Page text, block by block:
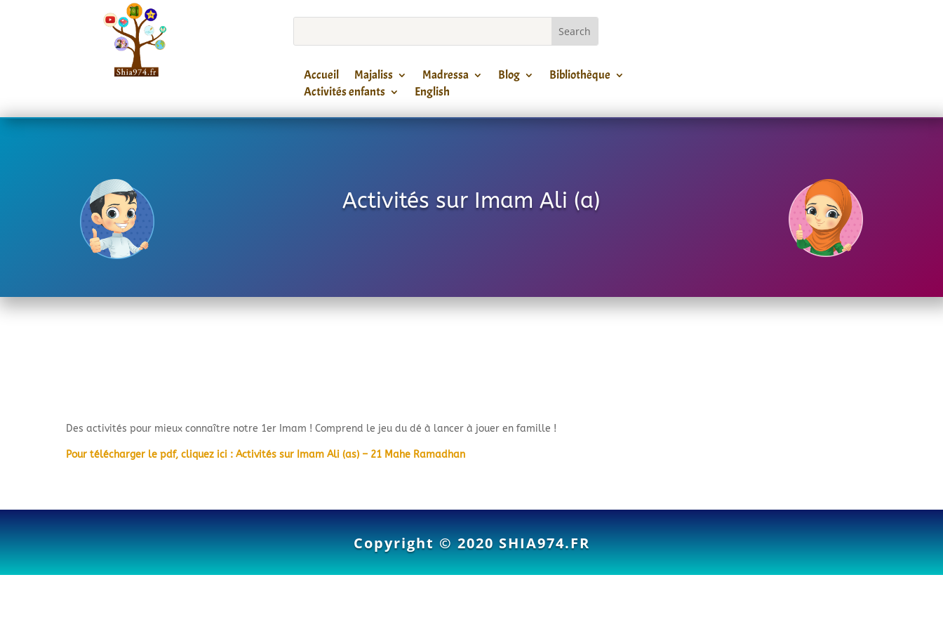
Accueil Majaliss Madressa Blog
Bibliothèque
Activités enfants
English
Activités sur Imam Ali (a)
Des activités pour mieux connaître notre 1er Imam ! Comprend le jeu du dé à lancer à jouer en famille !
Pour télécharger le pdf, cliquez ici : Activités sur Imam Ali (as) – 21 Mahe Ramadhan
Copyright © 2020SHIA974.FR